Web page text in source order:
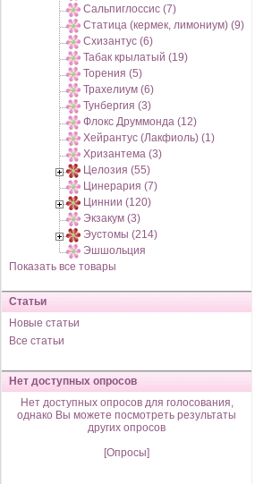
Сальпиглоссис (7)
Статица (кермек, лимониум) (9)
Схизантус (6)
Табак крылатый (19)
Торения (5)
Трахелиум (6)
Тунбергия (3)
Флокс Друммонда (12)
Хейрантус (Лакфиоль) (1)
Хризантема (3)
Целозия (55)
Цинерария (7)
Циннии (120)
Экзакум (3)
Эустомы (214)
Эшшольция
Показать все товары
Статьи
Новые статьи
Все статьи
Нет доступных опросов
Нет доступных опросов для голосования,
однако Вы можете посмотреть результаты
других опросов
[Опросы]